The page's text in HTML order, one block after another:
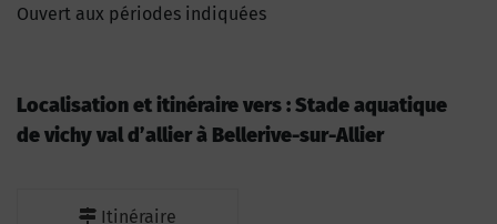
Ouvert aux périodes indiquées
Localisation et itinéraire vers : Stade aquatique
de vichy val d’allier à Bellerive-sur-Allier
Itinéraire